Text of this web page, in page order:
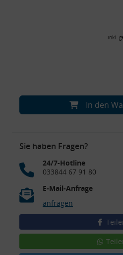
inkl.
In den
Sie haben Fragen?
24/7-Hotline
033844 67 91 80
E-Mail-Anfrage
anfragen